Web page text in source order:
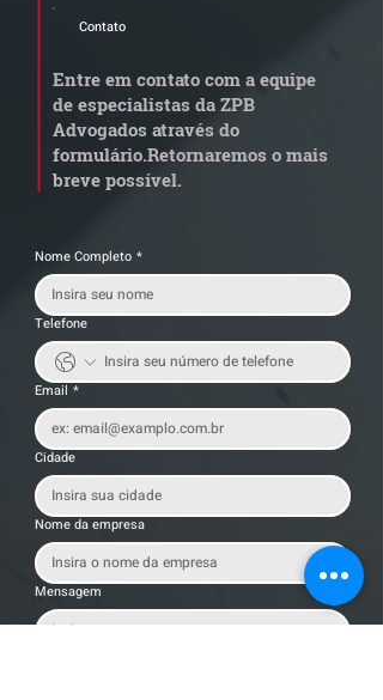
STJ admite
por penosidade e acende
alerta para
transportadoras
Contato
Entre em contato com a equipe
de especialistas da ZPB
Advogados através do
formulário.Retornaremos o mais
breve possível.
Nome Completo *
Telefone
Email *
Cidade
Nome da empresa
Mensagem